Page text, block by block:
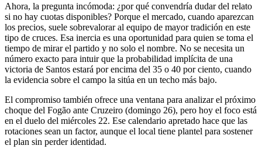
Ahora, la pregunta incómoda: ¿por qué convendría dudar del relato
si no hay cuotas disponibles? Porque el mercado, cuando aparezcan
los precios, suele sobrevalorar al equipo de mayor tradición en este
tipo de cruces. Esa inercia es una oportunidad para quien se toma el
tiempo de mirar el partido y no solo el nombre. No se necesita un
número exacto para intuir que la probabilidad implícita de una
victoria de Santos estará por encima del 35 o 40 por ciento, cuando
la evidencia sobre el campo la sitúa en un techo más bajo.
El compromiso también ofrece una ventana para analizar el próximo
choque del Fogão ante Cruzeiro (domingo 26), pero hoy el foco está
en el duelo del miércoles 22. Ese calendario apretado hace que las
rotaciones sean un factor, aunque el local tiene plantel para sostener
el plan sin perder identidad.